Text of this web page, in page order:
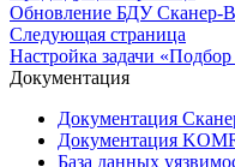
Обновление БДУ Сканер-
Следующая страница
Настройка задачи
Документация
Документация
Документация
База данных